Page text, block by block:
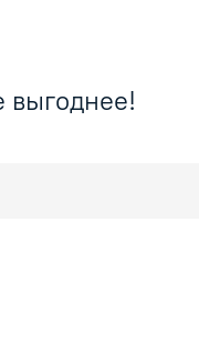
выгоднее!